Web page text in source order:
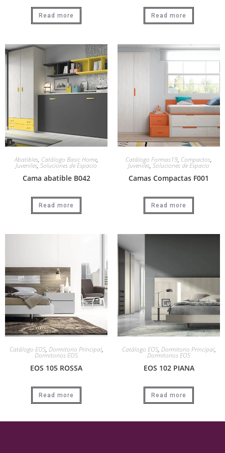
Read more Read more
Abatibles, Catálogo Basic Home,
Juveniles,Soluciones de Espacio
Cama abatible B042
Read more
Catálogo Formas19, Compactos,
Juveniles, Soluciones de Espacio
Camas Compactas F001
Read more
Catálogo EOS, Dormitorio Principal,
Dormitorios EOS
EOS 105 ROSSA
Read more
Catálogo EOS, Dormitorio Principal,
Dormitorios EOS
EOS 102 PIANA
Read more